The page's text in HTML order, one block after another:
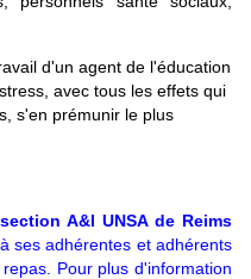
d'un agent de l'éducation
avec tous les effets qui
s'en prémunir le plus
A&I UNSA de Reims
ses adhérentes et adhérents
Pour plus d'information